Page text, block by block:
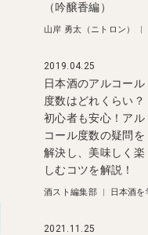
（吟醸香編）
山岸 勇太（ニトロン） |
2019.04.25
日本酒のアルコール
度数はどれくらい？
初心者も安心！アル
コール度数の疑問を
解決し、美味しく楽
しむコツを解説！
酒スト編集部| 日本酒を
2021.11.25